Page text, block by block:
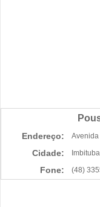
Endereço:
Cidade:
Fone: (48)